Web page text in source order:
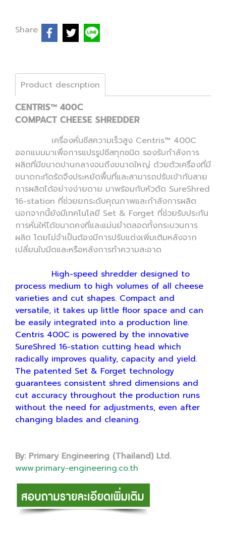
Share
Product description
CENTRIS™ 400C
COMPACT CHEESE SHREDDER
เครื่องหั่นชีสความเร็วสูง Centris™ 400C
ออกแบบมาเพื่อการแปรรูปชีสทุกชนิด รองรับกำลังการ
ผลิตที่มีขนาดปานกลางจนถึงขนาดใหญ่ ด้วยตัวเครื่องที่มี
ขนาดกะทัดรัดจึงประหยัดพื้นที่และสามารถปรับเข้ากับสาย
การผลิตได้อย่างง่ายดาย มาพร้อมกับหัวตัด SureShred
16-station ที่ช่วยยกระดับคุณภาพและกำลังการผลิต
นอกจากนี้ยังมีเทคโนโลยี Set & Forget ที่ช่วยรับประกัน
การหั่นให้ได้ขนาดคงที่และแม่นยำตลอดทั้งกระบวนการ
ผลิต โดยไม่จำเป็นต้องมีการปรับแต่งเพิ่มเติมหลังจาก
เปลี่ยนใบมีดและหรือหลังการทำความสะอาด
High-speed shredder designed to
process medium to high volumes of all cheese
varieties and cut shapes. Compact and
versatile, it takes up little floor space and can
be easily integrated into a production line.
Centris 400C is powered by the innovative
SureShred 16-station cutting head which
radically improves quality, capacity and yield.
The patented Set & Forget technology
guarantees consistent shred dimensions and
cut accuracy throughout the production runs
without the need for adjustments, even after
changing blades and cleaning.
By: Primary Engineering (Thailand) Ltd.
www.primary-engineering.co.th